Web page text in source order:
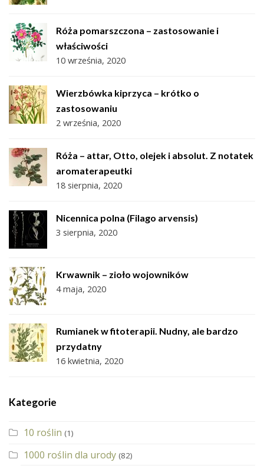
Róża pomarszczona – zastosowanie i
właściwości
10 września, 2020
Wierzbówka kiprzyca – krótko o
zastosowaniu
2 września, 2020
Róża – attar, Otto, olejek i absolut. Z notatek
aromaterapeutki
18 sierpnia, 2020
Nicennica polna (Filago arvensis)
3 sierpnia, 2020
Krwawnik – zioło wojowników
4 maja, 2020
Rumianek w fitoterapii. Nudny, ale bardzo
przydatny
16 kwietnia, 2020
Kategorie
10 roślin (1)
1000 roślin dla urody (82)